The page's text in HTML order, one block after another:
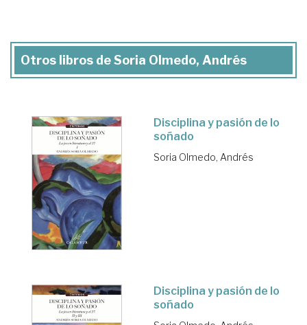
Otros libros de Soria Olmedo, Andrés
Disciplina y pasión de lo
soñado
Soria Olmedo, Andrés
Disciplina y pasión de lo
soñado